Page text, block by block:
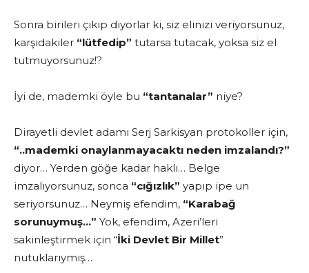
Sonra birileri çıkıp diyorlar ki, siz elinizi veriyorsunuz,
karşıdakiler “lütfedip” tutarsa tutacak, yoksa siz el
tutmuyorsunuz!?
İyi de, mademki öyle bu “tantanalar” niye?
Dirayetli devlet adamı Serj Sarkisyan protokoller için,
“..mademki onaylanmayacaktı neden imzalandı?”
diyor… Yerden göğe kadar haklı… Belge
imzalıyorsunuz, sonca “cığızlık” yapıp ipe un
seriyorsunuz… Neymiş efendim, “Karabağ
sorunuymuş…” Yok, efendim, Azeri’leri
sakinleştirmek için “İki Devlet Bir Millet”
nutuklarıymış…